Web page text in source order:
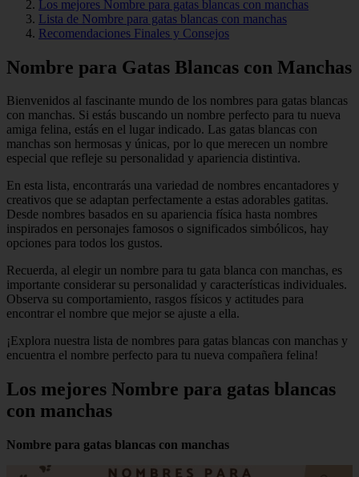
Los mejores Nombre para gatas blancas con manchas
Lista de Nombre para gatas blancas con manchas
Recomendaciones Finales y Consejos
Nombre para Gatas Blancas con Manchas
Bienvenidos al fascinante mundo de los nombres para gatas blancas
con manchas. Si estás buscando un nombre perfecto para tu nueva
amiga felina, estás en el lugar indicado. Las gatas blancas con
manchas son hermosas y únicas, por lo que merecen un nombre
especial que refleje su personalidad y apariencia distintiva.
En esta lista, encontrarás una variedad de nombres encantadores y
creativos que se adaptan perfectamente a estas adorables gatitas.
Desde nombres basados en su apariencia física hasta nombres
inspirados en personajes famosos o significados simbólicos, hay
opciones para todos los gustos.
Recuerda, al elegir un nombre para tu gata blanca con manchas, es
importante considerar su personalidad y características individuales.
Observa su comportamiento, rasgos físicos y actitudes para
encontrar el nombre que mejor se ajuste a ella.
¡Explora nuestra lista de nombres para gatas blancas con manchas y
encuentra el nombre perfecto para tu nueva compañera felina!
Los mejores Nombre para gatas blancas
con manchas
Nombre para gatas blancas con manchas